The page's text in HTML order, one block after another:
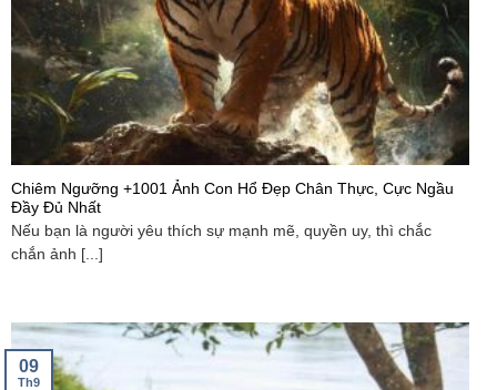
Chiêm Ngưỡng +1001 Ảnh Con Hổ Đẹp Chân Thực, Cực Ngầu
Đầy Đủ Nhất
Nếu bạn là người yêu thích sự mạnh mẽ, quyền uy, thì chắc
chắn ảnh [...]
09
Th9